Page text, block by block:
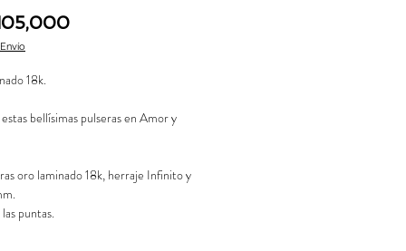
Price
18k.
bellísimas pulseras en Amor y
oro laminado 18k, herraje Infinito y
puntas.